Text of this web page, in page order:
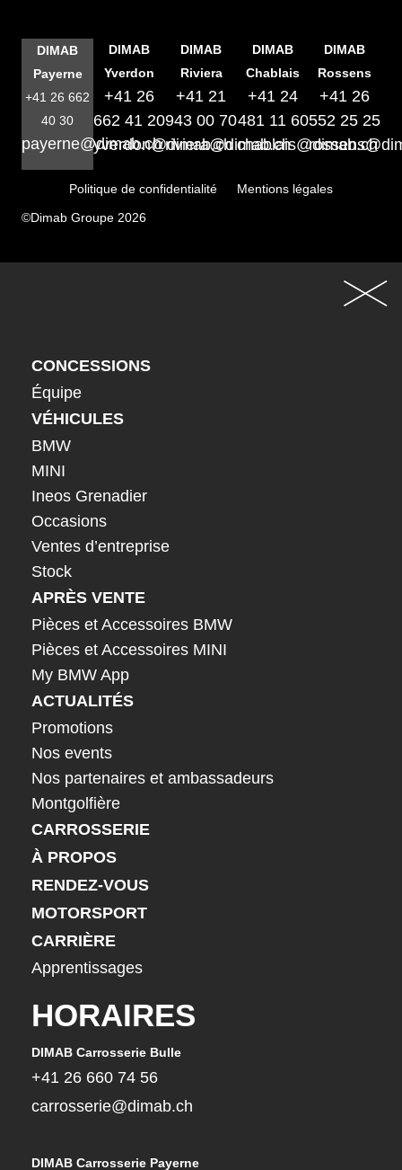
DIMAB
Payerne
+41 26 662
40 30
payerne@dimab.ch
DIMAB
Yverdon
+41 26
662 41 20
yverdon@dimab.ch
DIMAB
Riviera
+41 21
943 00 70
riviera@dimab.ch
DIMAB
Chablais
+41 24
481 11 60
chablais@dimab.ch
DIMAB
Rossens
+41 26
552 25 25
Politique de confidentialité
Mentions légales
©Dimab Groupe 2026
CONCESSIONS
Équipe
VÉHICULES
BMW
MINI
Ineos Grenadier
Occasions
Ventes d’entreprise
Stock
APRÈS VENTE
Pièces et Accessoires BMW
Pièces et Accessoires MINI
My BMW App
ACTUALITÉS
Promotions
Nos events
Nos partenaires et ambassadeurs
Montgolfière
CARROSSERIE
À PROPOS
RENDEZ-VOUS
MOTORSPORT
CARRIÈRE
Apprentissages
HORAIRES
DIMAB Carrosserie Bulle
+41 26 660 74 56
carrosserie@dimab.ch
DIMAB Carrosserie Payerne